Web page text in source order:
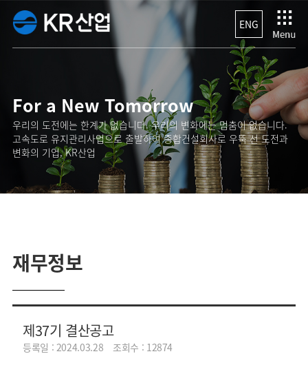
ENG
For a New Tomorrow
우리의 도전에는 한계가 없습니다. 우리의 변화에는 멈춤이 없습니다.
고속도로 유지관리사업으로 출발하여 종합건설회사로 우뚝 선 도전과
변화의 기업, KR산업
재무정보
제37기 결산공고
등록일 : 2024.03.28 조회수 : 12874